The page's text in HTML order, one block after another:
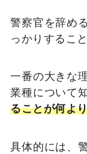
警察官を辞め
っかりするこ
一番の大きな
業種について
ることが何よ
具体的には、